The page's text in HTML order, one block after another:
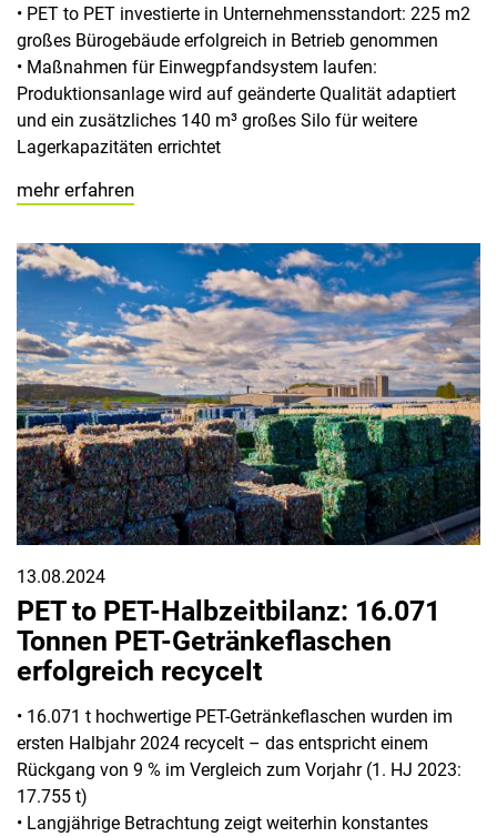
• PET to PET investierte in Unternehmensstandort: 225 m2
großes Bürogebäude erfolgreich in Betrieb genommen
• Maßnahmen für Einwegpfandsystem laufen:
Produktionsanlage wird auf geänderte Qualität adaptiert
und ein zusätzliches 140 m³ großes Silo für weitere
Lagerkapazitäten errichtet
mehr erfahren
13.08.2024
PET to PET-Halbzeitbilanz: 16.071
Tonnen PET-Getränkeflaschen
erfolgreich recycelt
• 16.071 t hochwertige PET-Getränkeflaschen wurden im
ersten Halbjahr 2024 recycelt – das entspricht einem
Rückgang von 9 % im Vergleich zum Vorjahr (1. HJ 2023:
17.755 t)
• Langjährige Betrachtung zeigt weiterhin konstantes